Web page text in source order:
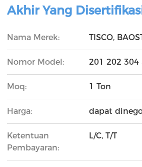
Akhir Yang
Nama Merek: TISCO,
Nomor Model: 201 202 304
Moq: 1 Ton
Harga: dapat
Ketentuan
Pembayaran:
L/C, T/T